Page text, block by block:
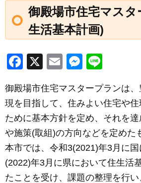
御殿場市住宅マス
生活基本計画)
F
c
e
b
o
o
k
X
E
ail
M
ss
e
n
g
er
e
御殿場市住宅マスタープランは
現を目指して、住みよい住宅や
ために基本方針を定め、それを
や施策(取組)の方向などを定めた
本市では、令和3(2021)年3月に
(2022)年3月に県において住生活
たことを受け、課題の整理を行